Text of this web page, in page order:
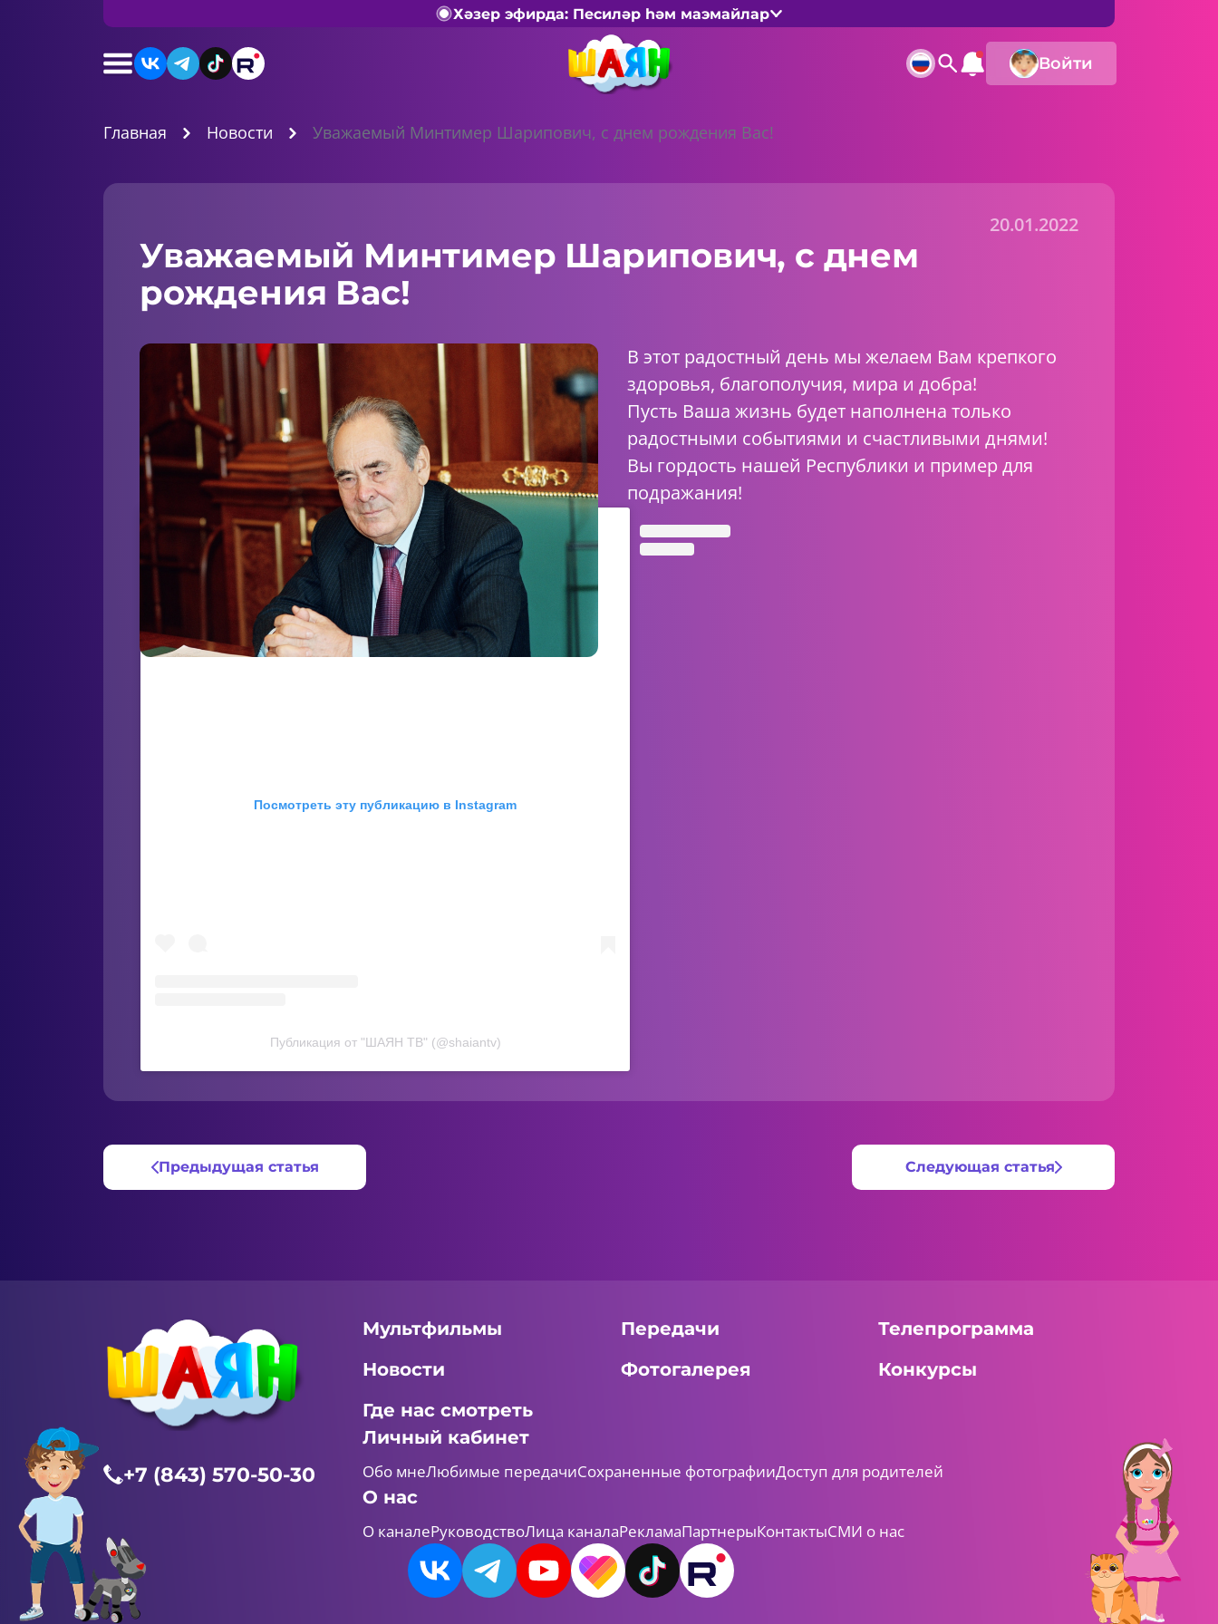
Хәзер эфирда: Песиләр һәм маэмайлар
Войти
Главная Новости Уважаемый Минтимер Шарипович, с днем рождения Вас!
20.01.2022
Уважаемый Минтимер Шарипович, с днем
рождения Вас!
В этот радостный день мы желаем Вам крепкого
здоровья, благополучия, мира и добра!
Пусть Ваша жизнь будет наполнена только
радостными событиями и счастливыми днями!
Вы гордость нашей Республики и пример для
подражания!
Посмотреть эту публикацию в Instagram
Публикация от "ШАЯН ТВ" (@shaiantv)
Предыдущая статья Следующая статья
+7 (843) 570-50-30
Мультфильмы Передачи
Телепрограмма
Новости
Фотогалерея
Конкурсы
Где нас смотреть
Личный кабинет
Обо мнеЛюбимые передачиСохраненные фотографииДоступ для родителей
О нас
О каналеРуководствоЛица каналаРекламаПартнерыКонтактыСМИ о нас